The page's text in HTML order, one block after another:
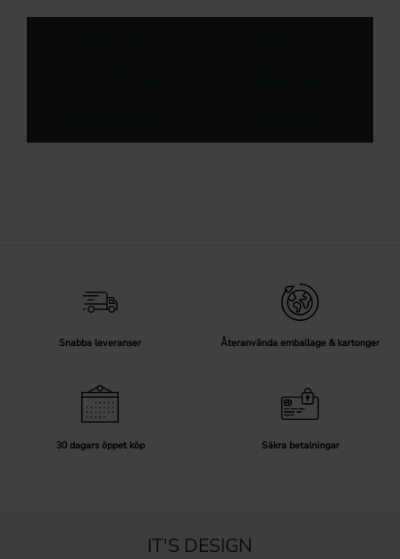
Snabba leveranser Återanvända emballage & kartonger
30 dagars öppet köp Säkra betalningar
IT'S DESIGN